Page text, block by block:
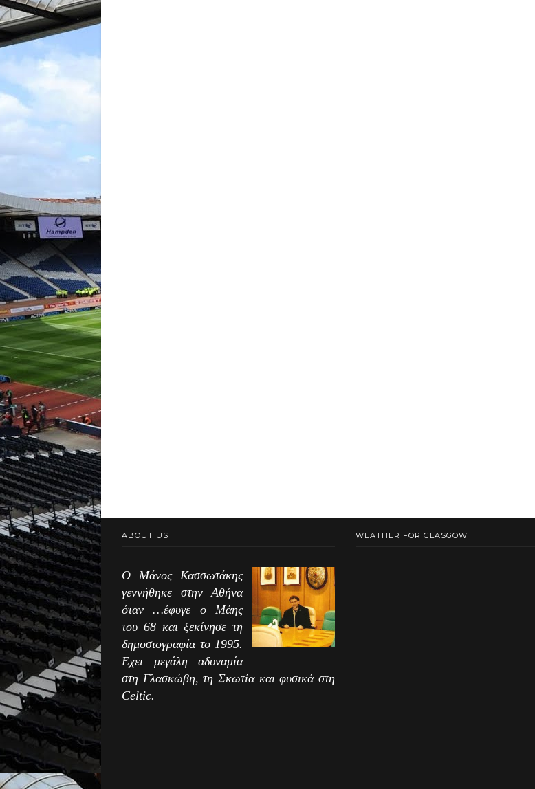
ABOUT US
Ο Μάνος Κασσωτάκης
γεννήθηκε στην Αθήνα
όταν …έφυγε ο Μάης
του 68 και ξεκίνησε τη
δημοσιογραφία το 1995.
Εχει μεγάλη αδυναμία
στη Γλασκώβη, τη Σκωτία και φυσικά στη
Celtic.
WEATHER FOR GLASGOW